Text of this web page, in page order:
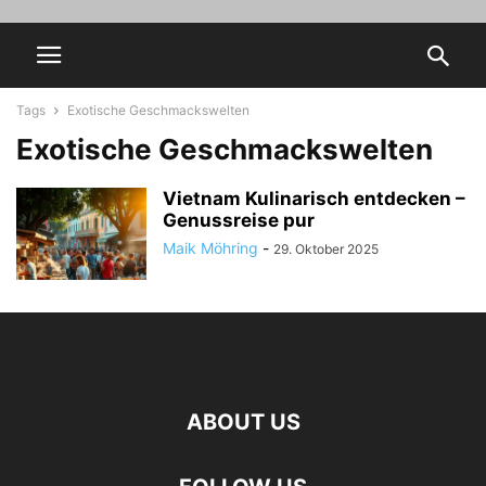
Tags Exotische Geschmackswelten
Exotische Geschmackswelten
Vietnam Kulinarisch entdecken –
Genussreise pur
Maik Möhring - 29. Oktober 2025
ABOUT US